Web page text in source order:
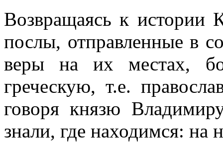
Возвращаясь к истории
послы, отправленные в
веры на их местах,
греческую, т.е.
говоря князю
знали, где находимся: